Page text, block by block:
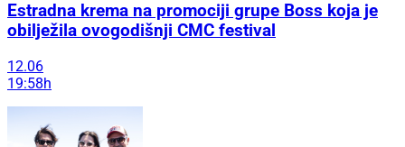
Estradna krema na promociji grupe Boss koja je
obilježila ovogodišnji CMC festival
12.06
19:58h